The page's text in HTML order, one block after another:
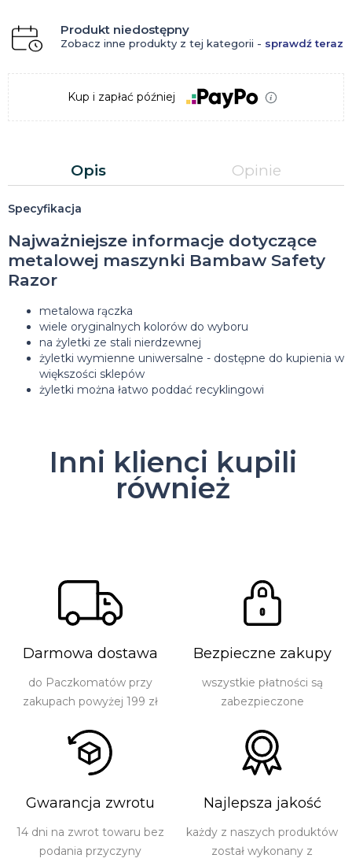
Produkt niedostępny
Zobacz inne produkty z tej kategorii - sprawdź teraz
Kup i zapłać później
Opis Opinie
Specyfikacja
Najważniejsze informacje dotyczące
metalowej maszynki Bambaw Safety
Razor
metalowa rączka
wiele oryginalnych kolorów do wyboru
na żyletki ze stali nierdzewnej
żyletki wymienne uniwersalne - dostępne do kupienia w
większości sklepów
żyletki można łatwo poddać recyklingowi
Inni klienci kupili
również
Darmowa dostawa
do Paczkomatów przy
zakupach powyżej 199 zł
Bezpieczne zakupy
wszystkie płatności są
zabezpieczone
Gwarancja zwrotu
14 dni na zwrot towaru bez
podania przyczyny
Najlepsza jakość
każdy z naszych produktów
został wykonany z